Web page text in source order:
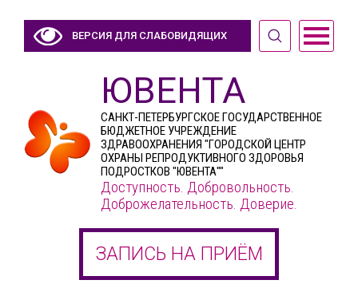
ВЕРСИЯ ДЛЯ СЛАБОВИДЯЩИХ
ЮВЕНТА
САНКТ-ПЕТЕРБУРГСКОЕ ГОСУДАРСТВЕННОЕ
БЮДЖЕТНОЕ УЧРЕЖДЕНИЕ
ЗДРАВООХРАНЕНИЯ "ГОРОДСКОЙ ЦЕНТР
ОХРАНЫ РЕПРОДУКТИВНОГО ЗДОРОВЬЯ
ПОДРОСТКОВ "ЮВЕНТА""
Доступность. Добровольность.
Доброжелательность. Доверие.
ЗАПИСЬ НА ПРИЁМ